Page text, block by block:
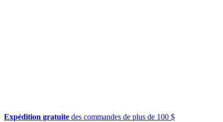
Expédition gratuite des commandes de plus de 100 $